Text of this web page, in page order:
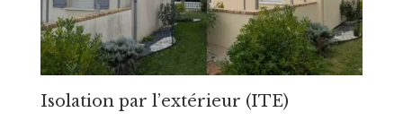
Isolation par l’extérieur (ITE)